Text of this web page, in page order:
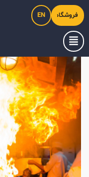
فروشگاه اینترنتی کیت‌لاین
EN